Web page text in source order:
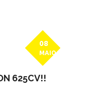
625CV!!
08
MAIO